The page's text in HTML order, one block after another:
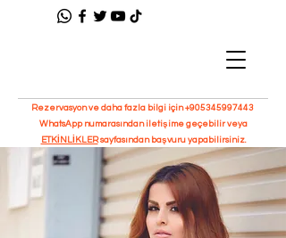
Rezervasyon ve daha fazla bilgi için+905345997443
WhatsApp numarasından iletişime geçebilir veya
ETKİNLİKLERsayfasından başvuru yapabilirsiniz.